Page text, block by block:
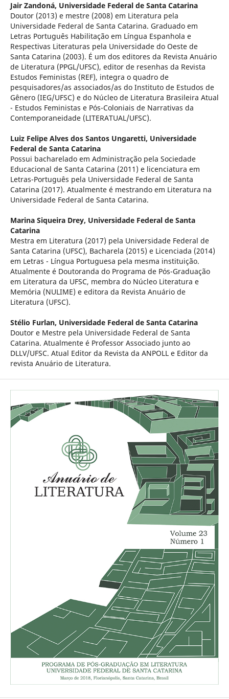
Jair Zandoná, Universidade Federal de Santa Catarina
Doutor (2013) e mestre (2008) em Literatura pela
Universidade Federal de Santa Catarina. Graduado em
Letras Português Habilitação em Língua Espanhola e
Respectivas Literaturas pela Universidade do Oeste de
Santa Catarina (2003). É um dos editores da Revista Anuário
de Literatura (PPGL/UFSC), editor de resenhas da Revista
Estudos Feministas (REF), integra o quadro de
pesquisadores/as associados/as do Instituto de Estudos de
Gênero (IEG/UFSC) e do Núcleo de Literatura Brasileira Atual
- Estudos Feministas e Pós-Coloniais de Narrativas da
Contemporaneidade (LITERATUAL/UFSC).
Luiz Felipe Alves dos Santos Ungaretti, Universidade
Federal de Santa Catarina
Possui bacharelado em Administração pela Sociedade
Educacional de Santa Catarina (2011) e licenciatura em
Letras-Português pela Universidade Federal de Santa
Catarina (2017). Atualmente é mestrando em Literatura na
Universidade Federal de Santa Catarina.
Marina Siqueira Drey, Universidade Federal de Santa
Catarina
Mestra em Literatura (2017) pela Universidade Federal de
Santa Catarina (UFSC), Bacharela (2015) e Licenciada (2014)
em Letras - Língua Portuguesa pela mesma instituição.
Atualmente é Doutoranda do Programa de Pós-Graduação
em Literatura da UFSC, membra do Núcleo Literatura e
Memória (NULIME) e editora da Revista Anuário de
Literatura (UFSC).
Stélio Furlan, Universidade Federal de Santa Catarina
Doutor e Mestre pela Universidade Federal de Santa
Catarina. Atualmente é Professor Associado junto ao
DLLV/UFSC. Atual Editor da Revista da ANPOLL e Editor da
revista Anuário de Literatura.